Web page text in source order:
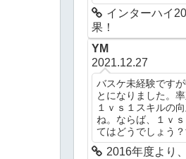
インターハイ
果！
YM
2021.12.27
バスケ未経験です
とになりました。
１ｖｓ１スキルの
ね。ならば、１ｖ
てはどうでしょう
2016年度より